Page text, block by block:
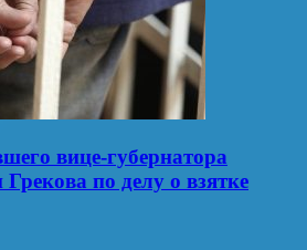
вице-губернатора
по делу о взятке